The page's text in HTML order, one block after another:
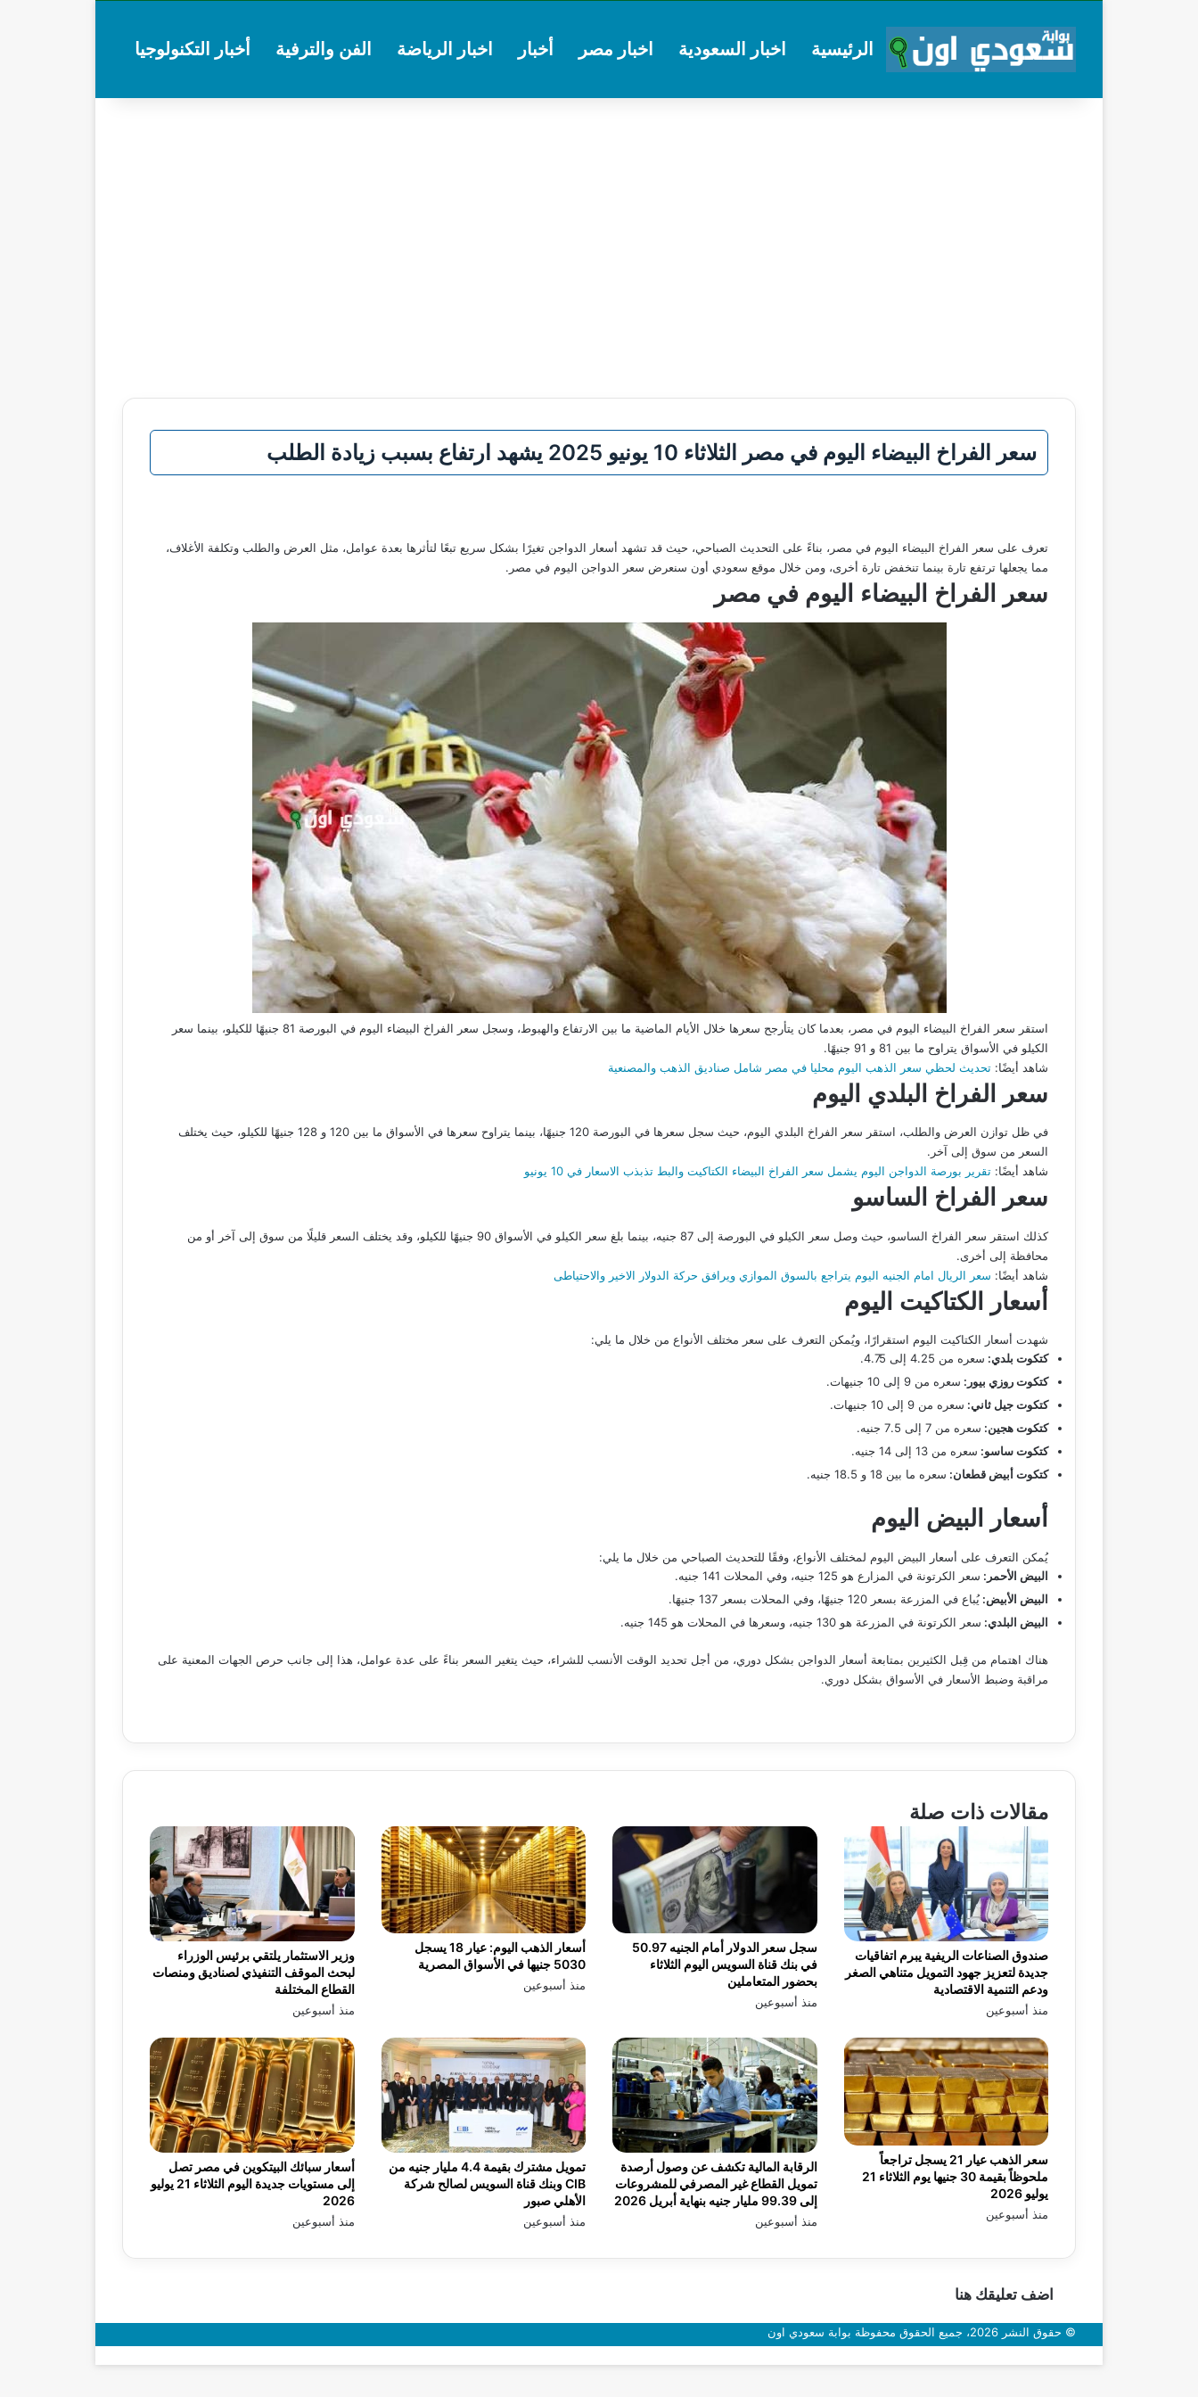
الرئيسية اخبار السعودية اخبار مصر أخبار اخبار الرياضة الفن والترفية أخبار التكنولوجيا
سعر الفراخ البيضاء اليوم في مصر الثلاثاء 10 يونيو 2025 يشهد ارتفاع بسبب زيادة الطلب
تعرف على سعر الفراخ البيضاء اليوم في مصر، بناءً على التحديث الصباحي، حيث قد تشهد أسعار الدواجن تغيرًا بشكل سريع تبعًا لتأثرها بعدة عوامل، مثل العرض والطلب وتكلفة الأغلاف،
مما يجعلها ترتفع تارة بينما تنخفض تارة أخرى، ومن خلال موقع سعودي أون سنعرض سعر الدواجن اليوم في مصر.
سعر الفراخ البيضاء اليوم في مصر
استقر سعر الفراخ البيضاء اليوم في مصر، بعدما كان يتأرجح سعرها خلال الأيام الماضية ما بين الارتفاع والهبوط، وسجل سعر الفراخ البيضاء اليوم في البورصة 81 جنيهًا للكيلو، بينما سعر
الكيلو في الأسواق يتراوح ما بين 81 و 91 جنيهًا.
شاهد أيضًا: تحديث لحظي سعر الذهب اليوم محليا في مصر شامل صناديق الذهب والمصنعية
سعر الفراخ البلدي اليوم
في ظل توازن العرض والطلب، استقر سعر الفراخ البلدي اليوم، حيث سجل سعرها في البورصة 120 جنيهًا، بينما يتراوح سعرها في الأسواق ما بين 120 و 128 جنيهًا للكيلو، حيث يختلف
السعر من سوق إلى آخر.
شاهد أيضًا: تقرير بورصة الدواجن اليوم يشمل سعر الفراخ البيضاء الكتاكيت والبط تذبذب الاسعار في 10 يونيو
سعر الفراخ الساسو
كذلك استقر سعر الفراخ الساسو، حيث وصل سعر الكيلو في البورصة إلى 87 جنيه، بينما بلغ سعر الكيلو في الأسواق 90 جنيهًا للكيلو، وقد يختلف السعر قليلًا من سوق إلى آخر أو من
محافظة إلى أخرى.
شاهد أيضًا: سعر الريال امام الجنيه اليوم يتراجع بالسوق الموازي ويرافق حركة الدولار الاخير والاحتياطى
أسعار الكتاكيت اليوم
شهدت أسعار الكتاكيت اليوم استقرارًا، ويُمكن التعرف على سعر مختلف الأنواع من خلال ما يلي:
كتكوت بلدي: سعره من 4.25 إلى 4.75.
كتكوت روزي بيور: سعره من 9 إلى 10 جنيهات.
كتكوت جيل ثاني: سعره من 9 إلى 10 جنيهات.
كتكوت هجين: سعره من 7 إلى 7.5 جنيه.
كتكوت ساسو: سعره من 13 إلى 14 جنيه.
كتكوت أبيض قطعان: سعره ما بين 18 و 18.5 جنيه.
أسعار البيض اليوم
يُمكن التعرف على أسعار البيض اليوم لمختلف الأنواع، وفقًا للتحديث الصباحي من خلال ما يلي:
البيض الأحمر: سعر الكرتونة في المزارع هو 125 جنيه، وفي المحلات 141 جنيه.
البيض الأبيض: يُباع في المزرعة بسعر 120 جنيهًا، وفي المحلات بسعر 137 جنيهَا.
البيض البلدي: سعر الكرتونة في المزرعة هو 130 جنيه، وسعرها في المحلات هو 145 جنيه.
هناك اهتمام من قِبل الكثيرين بمتابعة أسعار الدواجن بشكل دوري، من أجل تحديد الوقت الأنسب للشراء، حيث يتغير السعر بناءً على عدة عوامل، هذا إلى جانب حرص الجهات المعنية على
مراقبة وضبط الأسعار في الأسواق بشكل دوري.
مقالات ذات صلة
وزير الاستثمار يلتقي برئيس الوزراء
لبحث الموقف التنفيذي لصناديق ومنصات
القطاع المختلفة
منذ أسبوعين
أسعار الذهب اليوم: عيار 18 يسجل
5030 جنيها في الأسواق المصرية
منذ أسبوعين
سجل سعر الدولار أمام الجنيه 50.97
في بنك قناة السويس اليوم الثلاثاء
بحضور المتعاملين
منذ أسبوعين
صندوق الصناعات الريفية يبرم اتفاقيات
جديدة لتعزيز جهود التمويل متناهي الصغر
ودعم التنمية الاقتصادية
منذ أسبوعين
أسعار سبائك البيتكوين في مصر تصل
إلى مستويات جديدة اليوم الثلاثاء 21 يوليو
2026
منذ أسبوعين
تمويل مشترك بقيمة 4.4 مليار جنيه من
CIB وبنك قناة السويس لصالح شركة
الأهلي صبور
منذ أسبوعين
الرقابة المالية تكشف عن وصول أرصدة
تمويل القطاع غير المصرفي للمشروعات
إلى 99.39 مليار جنيه بنهاية أبريل 2026
منذ أسبوعين
سعر الذهب عيار 21 يسجل تراجعاً
ملحوظاً بقيمة 30 جنيها يوم الثلاثاء 21
يوليو 2026
منذ أسبوعين
اضف تعليقك هنا
© حقوق النشر 2026، جميع الحقوق محفوظة بوابة سعودي اون